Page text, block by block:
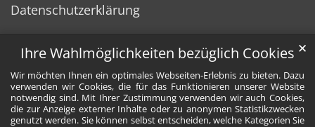
Ihre Wahlmöglichkeiten bezüglich Cookies
Wir möchten Ihnen ein optimales Webseiten-Erlebnis zu bieten. Dazu
verwenden wir Cookies, die für das Funktionieren unserer Website
notwendig sind. Mit Ihrer Zustimmung verwenden wir auch Cookies,
die zur Anzeige externer Inhalte oder zu anonymen Statistikzwecken
genutzt werden. Sie können selbst entscheiden, welche Kategorien Sie
✕
Datenschutzerklärung